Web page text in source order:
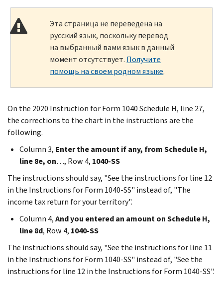
Эта страница не переведена на
русский язык, поскольку перевод
на выбранный вами язык в данный
момент отсутствует. Получите
помощь на своем родном языке.
On the 2020 Instruction for Form 1040 Schedule H, line 27,
the corrections to the chart in the instructions are the
following.
Column 3, Enter the amount if any, from Schedule H,
line 8e, on…, Row 4, 1040-SS
The instructions should say, "See the instructions for line 12
in the Instructions for Form 1040-SS" instead of, "The
income tax return for your territory".
Column 4,And you entered an amount on Schedule H,
line 8d, Row 4, 1040-SS
The instructions should say, "See the instructions for line 11
in the Instructions for Form 1040-SS" instead of, "See the
instructions for line 12 in the Instructions for Form 1040-SS".